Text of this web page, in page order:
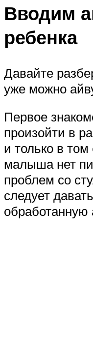
Вводим
ребенка
Давайте
уже можно
Первое
произойти в
и только в
малыша нет
проблем со
следует
обработанную